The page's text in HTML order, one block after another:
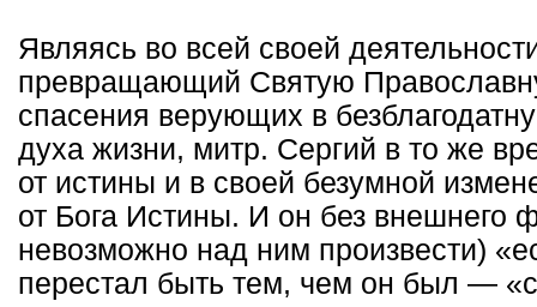
Являясь во всей своей
превращающий Святую
спасения верующих в
духа жизни, митр. Сергий в то же
от истины и в своей безумной
от Бога Истины. И он без внешнего
невозможно над ним произвести)
перестал быть тем, чем он был —